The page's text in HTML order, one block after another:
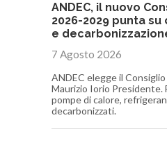
ANDEC, il nuovo
2026-2029 punta
e
7 Agosto 2026
ANDEC elegge il
Maurizio Iorio Presidente.
pompe di calore,
decarbonizzati.